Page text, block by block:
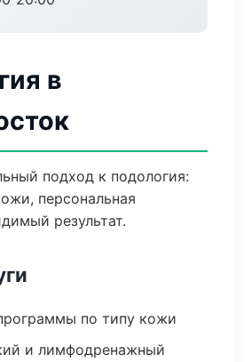
в
подход к подология:
персональная
результат.
по типу кожи
и лимфодренажный